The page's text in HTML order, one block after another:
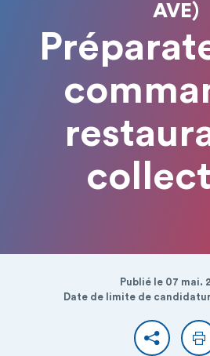
AVE)
Publié le 07 mai.
Date de limite de
Partager